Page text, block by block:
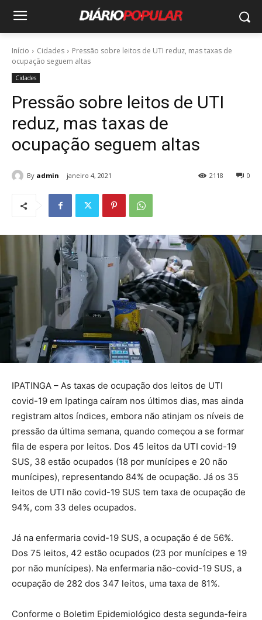
Início Cidades
Pressão sobre leitos de UTI reduz, mas taxas de
ocupação seguem altas
Cidades
Pressão sobre leitos de UTI
reduz, mas taxas de
ocupação seguem altas
By admin janeiro 4, 2021 0
2118
IPATINGA – As taxas de ocupação dos leitos de UTI
covid-19 em Ipatinga caíram nos últimos dias, mas ainda
registram altos índices, embora não atinjam os níveis de
pressão da última semana, quando começou a se formar
fila de espera por leitos. Dos 45 leitos da UTI covid-19
SUS, 38 estão ocupados (18 por munícipes e 20 não
munícipes), representando 84% de ocupação. Já os 35
leitos de UTI não covid-19 SUS tem taxa de ocupação de
94%, com 33 deles ocupados.
Já na enfermaria covid-19 SUS, a ocupação é de 56%.
Dos 75 leitos, 42 estão ocupados (23 por munícipes e 19
por não munícipes). Na enfermaria não-covid-19 SUS, a
ocupação de 282 dos 347 leitos, uma taxa de 81%.
Conforme o Boletim Epidemiológico desta segunda-feira